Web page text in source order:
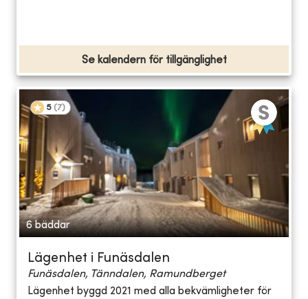
Se kalendern för tillgänglighet
5 (7)
6 bäddar
Lägenhet i Funäsdalen
Funäsdalen, Tänndalen, Ramundberget
Lägenhet byggd 2021 med alla bekvämligheter för